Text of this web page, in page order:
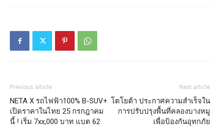
Previous article
NETA X รถไฟฟ้า100% B-SUV+
เปิดราคาในไทย 25 กรกฎาคม
นี้ ! เริ่ม 7xx,000 บาท แบต 62
Next article
โตโยต้า ประกาศความสำเร็จใน
การปรับปรุงพื้นที่คลองบางหมู
เพื่อป้องกันอุทกภัย